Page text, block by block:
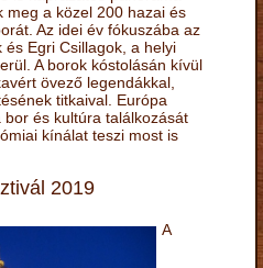
meg a közel 200 hazai és
Az idei év fókuszába az
és Egri Csillagok, a helyi
A borok kóstolásán kívül
övező legendákkal,
titkaival. Európa
és kultúra találkozását
kínálat teszi most is
2019
A